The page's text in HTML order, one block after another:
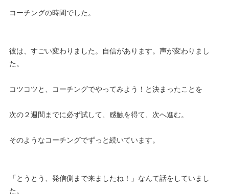
コーチングの時間でした。
彼は、すごい変わりました。自信があります。声が変わりまし
た。
コツコツと、コーチングでやってみよう！と決まったことを
次の２週間までに必ず試して、感触を得て、次へ進む。
そのようなコーチングでずっと続いています。
「とうとう、発信側まで来ましたね！」なんて話をしていまし
た。